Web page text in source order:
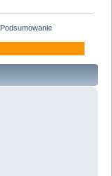
Podsumowanie